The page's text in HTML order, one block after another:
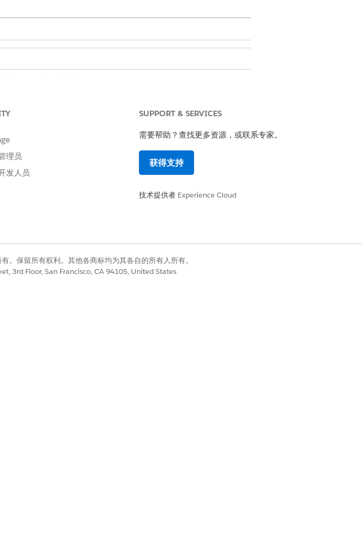
业所需的许可证和许可证。它包括许可证组件，该组件
”页面不需要站点配置，但您可以在富内容编辑器中自
到该页面。
理员
发人员
SUPPORT & SERVICES
需要帮助？查找更多资源，或联系专家。
获得支持
技术提供者 Experience Cloud
保留所有权利。其他各商标均为其各自的所有人所有。
3rd Floor, San Francisco, CA 94105, United States